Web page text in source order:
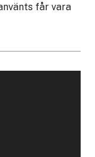
får vara